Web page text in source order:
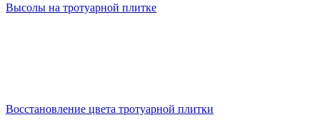
Высолы на тротуарной плитке
Восстановление цвета тротуарной плитки